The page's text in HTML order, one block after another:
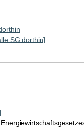
SG dorthin]